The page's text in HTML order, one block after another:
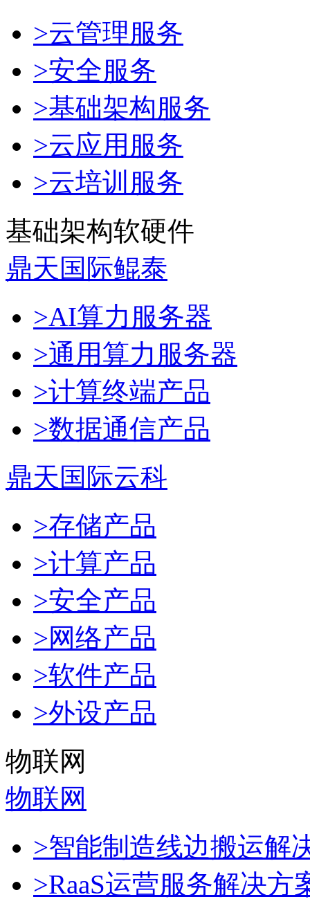
>云管理服务
>安全服务
>基础架构服务
>云应用服务
>云培训服务
基础架构软硬件
鼎天国际鲲泰
>AI算力服务器
>通用算力服务器
>计算终端产品
>数据通信产品
鼎天国际云科
>存储产品
>计算产品
>安全产品
>网络产品
>软件产品
>外设产品
物联网
物联网
>智能制造线边搬运解
>RaaS运营服务解决方